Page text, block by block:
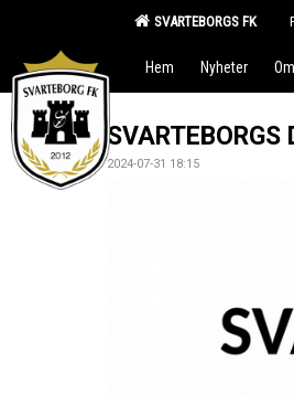
SVARTEBORGS FK
Hem Nyheter
SVARTEBORGS
2024-07-31 18:15